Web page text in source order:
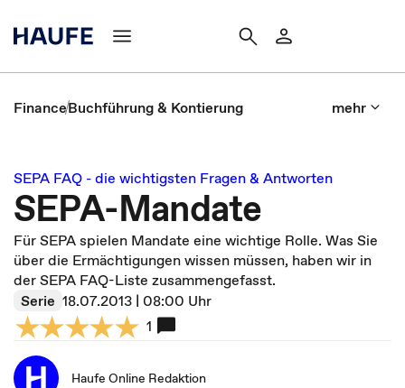
FinanceBuchführung & Kontierung mehr
SEPA FAQ - die wichtigsten Fragen & Antworten
SEPA-Mandate
Für SEPA spielen Mandate eine wichtige Rolle. Was Sie
über die Ermächtigungen wissen müssen, haben wir in
der SEPA FAQ-Liste zusammengefasst.
Serie 18.07.2013 | 08:00 Uhr
1
Haufe Online Redaktion